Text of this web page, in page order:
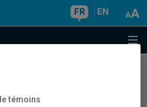
FR EN
témoins